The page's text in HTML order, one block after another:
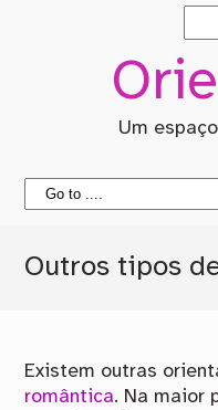
Um
Outros tipos
Existem outras
romântica. Na maior